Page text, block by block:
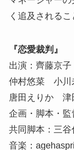
く追及されるこ
『恋愛裁判』
出演：齊藤京
仲村悠菜 小
唐田えりか 津
企画・脚本・監
共同脚本：三谷
音楽：